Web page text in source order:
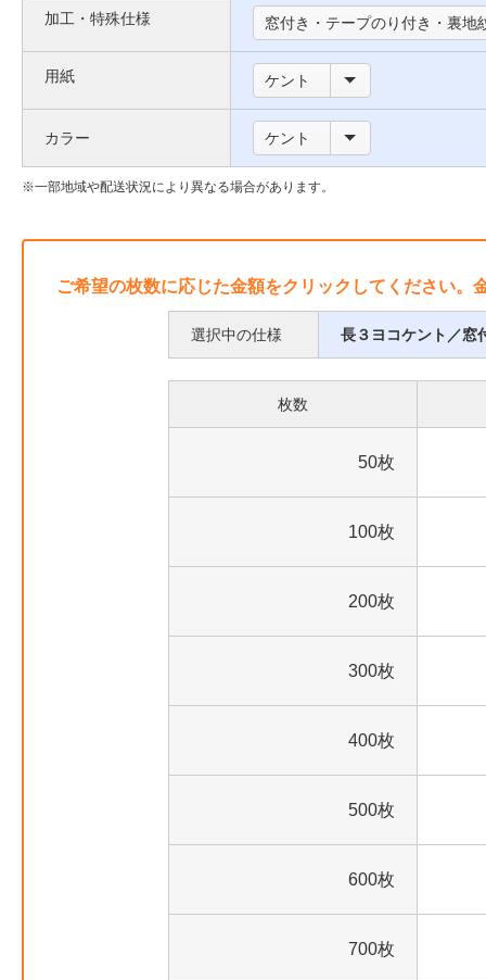
い
便
番
枠
つ
加工・特殊仕様 窓付き・テープのり付き・裏地
用紙 ケント
カラー ケント
一部地域や配送状況により異なる場合があります。
ご希望の枚数に応じた金額をクリックしてください
選択中の仕様 長３ヨコケント／窓
枚数
50枚
100枚
200枚
300枚
400枚
500枚
600枚
700枚